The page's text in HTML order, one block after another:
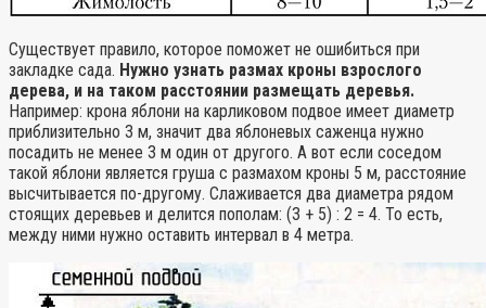
Существует правило, которое поможет не ошибиться при
закладке сада. Нужно узнать размах кроны взрослого
дерева, и на таком расстоянии размещать деревья.
Например: крона яблони на карликовом подвое имеет диаметр
приблизительно 3 м, значит два яблоневых саженца нужно
посадить не менее 3 м один от другого. А вот если соседом
такой яблони является груша с размахом кроны 5 м, расстояние
высчитывается по-другому. Слаживается два диаметра рядом
стоящих деревьев и делится пополам: (3 + 5) : 2 = 4. То есть,
между ними нужно оставить интервал в 4 метра.